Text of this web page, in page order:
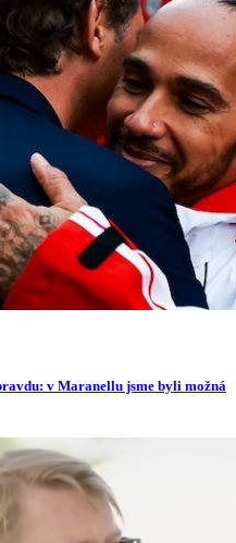
v Maranellu jsme byli možná